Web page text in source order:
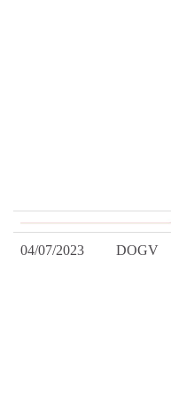
04/07/2023 DOGV